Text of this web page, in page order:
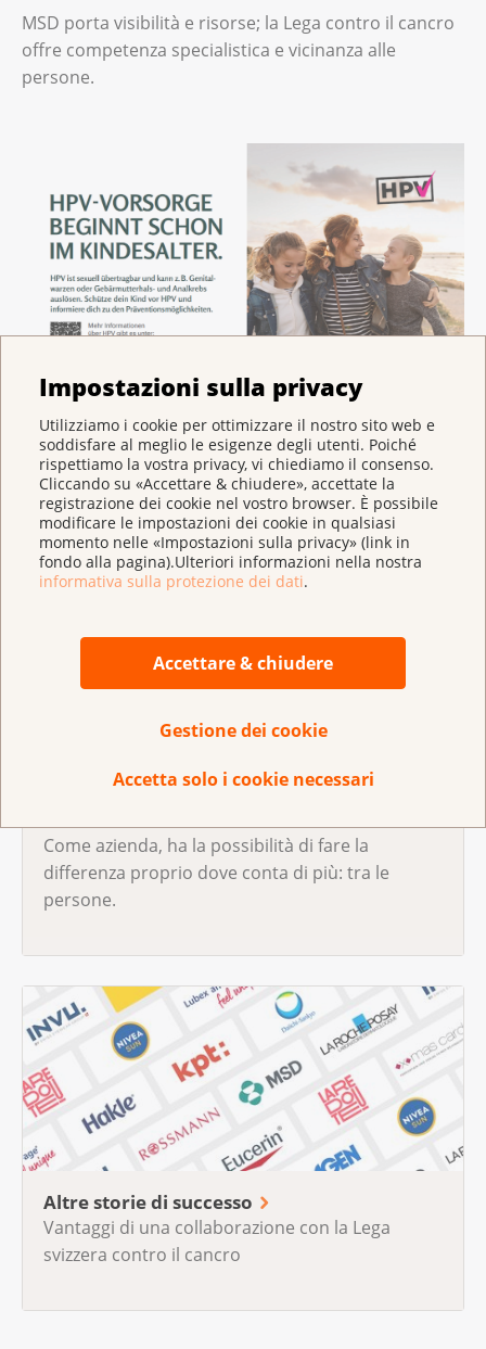
Impostazioni sulla privacy
Utilizziamo i cookie per ottimizzare il nostro sito web e
soddisfare al meglio le esigenze degli utenti. Poiché
rispettiamo la vostra privacy, vi chiediamo il consenso.
Cliccando su «Accettare & chiudere», accettate la
registrazione dei cookie nel vostro browser. È possibile
modificare le impostazioni dei cookie in qualsiasi
momento nelle «Impostazioni sulla privacy» (link in
fondo alla pagina).Ulteriori informazioni nella nostra
informativa sulla protezione dei dati.
Accettare & chiudere
Gestione dei cookie
Accetta solo i cookie necessari
MSD porta visibilità e risorse; la Lega contro il cancro
offre competenza specialistica e vicinanza alle
persone.
Vorrebbe collaborare con la Lega svizzera contro il
cancro su un tema comune? Allora ci scriva:
gerda.vandenbergh@legacancro.ch
Come azienda, ha la possibilità di fare la
differenza proprio dove conta di più: tra le
persone.
Altre storie di successo
Vantaggi di una collaborazione con la Lega
svizzera contro il cancro